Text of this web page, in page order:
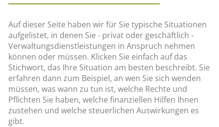
Auf dieser Seite haben wir für Sie typische Situationen
aufgelistet, in denen Sie - privat oder geschäftlich -
Verwaltungsdienstleistungen in Anspruch nehmen
können oder müssen. Klicken Sie einfach auf das
Stichwort, das Ihre Situation am besten beschreibt. Sie
erfahren dann zum Beispiel, an wen Sie sich wenden
müssen, was wann zu tun ist, welche Rechte und
Pflichten Sie haben, welche finanziellen Hilfen Ihnen
zustehen und welche steuerlichen Auswirkungen es
gibt.